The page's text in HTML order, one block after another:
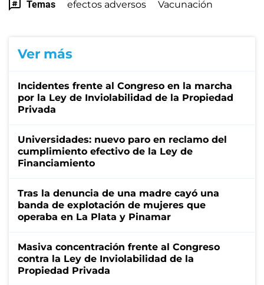
Temas efectos adversos Vacunación
Ver más
Incidentes frente al Congreso en la marcha
por la Ley de Inviolabilidad de la Propiedad
Privada
Universidades: nuevo paro en reclamo del
cumplimiento efectivo de la Ley de
Financiamiento
Tras la denuncia de una madre cayó una
banda de explotación de mujeres que
operaba en La Plata y Pinamar
Masiva concentración frente al Congreso
contra la Ley de Inviolabilidad de la
Propiedad Privada